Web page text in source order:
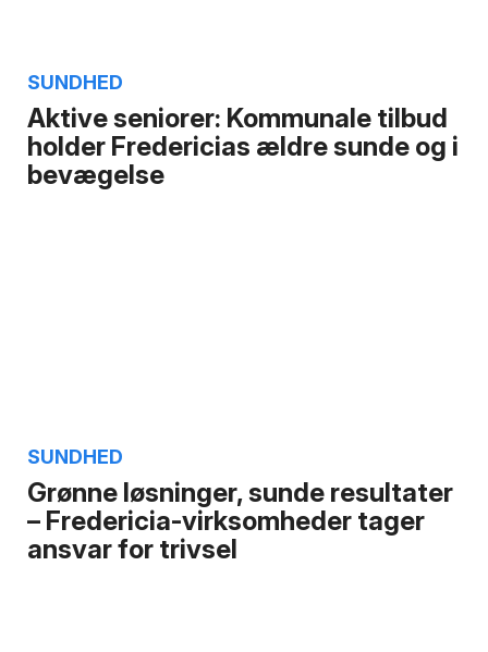
Aktive seniorer: Kommunale tilbud
holder Fredericias ældre sunde og i
bevægelse
SUNDHED
Grønne løsninger, sunde resultater
– Fredericia-virksomheder tager
ansvar for trivsel
SUNDHED